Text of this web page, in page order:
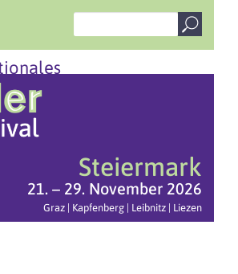
Steiermark
21. – 29. November 2026
Graz | Kapfenberg | Leibnitz | Liezen